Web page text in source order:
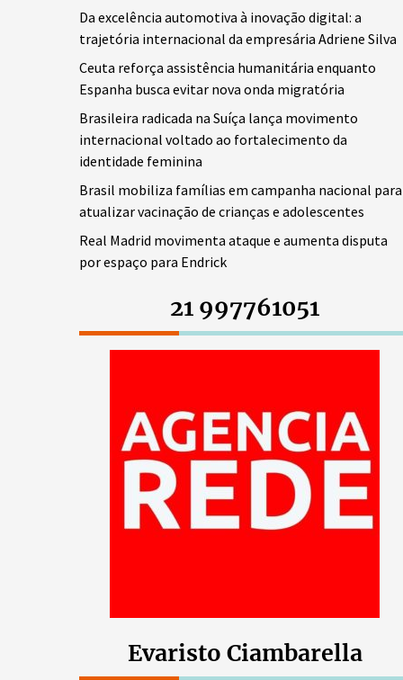
Da excelência automotiva à inovação digital: a
trajetória internacional da empresária Adriene Silva
Ceuta reforça assistência humanitária enquanto
Espanha busca evitar nova onda migratória
Brasileira radicada na Suíça lança movimento
internacional voltado ao fortalecimento da
identidade feminina
Brasil mobiliza famílias em campanha nacional para
atualizar vacinação de crianças e adolescentes
Real Madrid movimenta ataque e aumenta disputa
por espaço para Endrick
21 997761051
Evaristo Ciambarella